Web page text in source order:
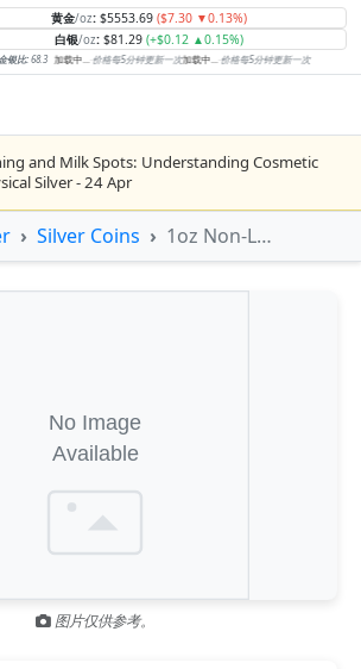
黄金/oz: $5553.69 ($7.30 ▼0.13%)
白银/oz: $81.29 (+$0.12 ▲0.15%)
金银比:68.3 加载中... 价格每5分钟更新一次加载中... 价格每5分钟更新一次
and Milk Spots: Understanding Cosmetic
Silver - 24 Apr
may push real rates lower, setting the stage
rally - WisdomTree’s Shah (Kitco 9 Jun 2026)
Understanding the Gold‑to‑Silver Ratio - 24
Minted or Cast Bars? Brands?? - 23 Apr
rotation’: Tech selloff to fuel rush into
says Jen Bawden (Kitco - 20 May)
historic rally could resume ‘as fog of war
‘scoop up a load’ of gold in bumpy first
Silver Coins 1oz Non-LBMA Silver Coin
图片仅供参考。